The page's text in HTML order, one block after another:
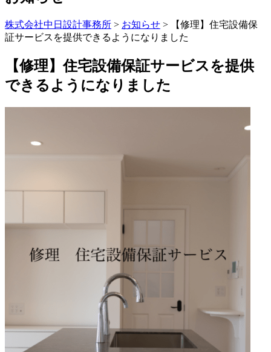
株式会社中日設計事務所 > お知らせ >
【修理】住宅設備保
証サービスを提供できるようになりました
【修理】住宅設備保証サービスを提供
できるようになりました